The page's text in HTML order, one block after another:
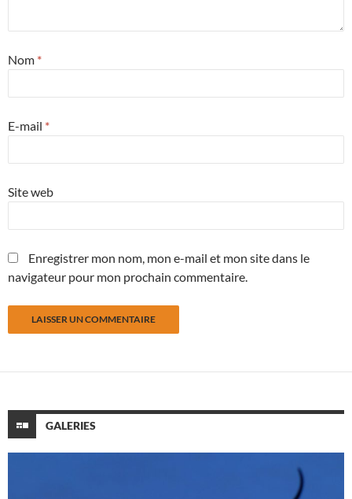
Nom *
E-mail *
Site web
Enregistrer mon nom, mon e-mail et mon site dans le
navigateur pour mon prochain commentaire.
GALERIES